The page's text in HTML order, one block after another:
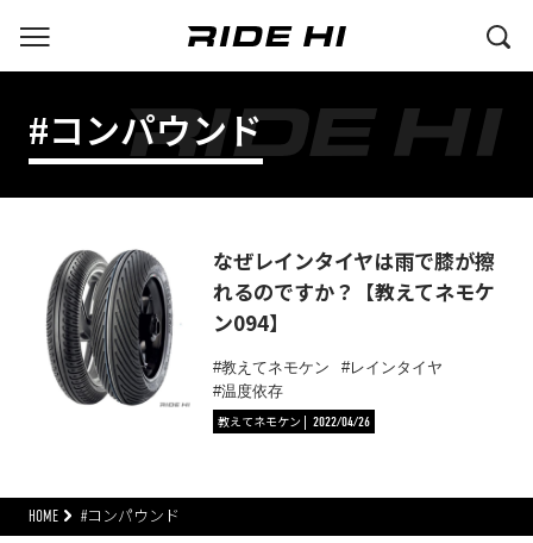
#コンパウンド
なぜレインタイヤは雨で膝が擦
れるのですか？【教えてネモケ
ン094】
教えてネモケン
レインタイヤ
温度依存
教えてネモケン
2022/04/26
HOME #コンパウンド